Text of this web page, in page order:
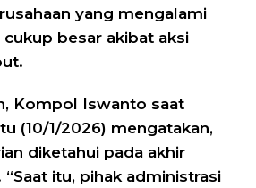
yang mengalami
besar akibat aksi
Kompol Iswanto saat
(10/1/2026) mengatakan,
diketahui pada akhir
itu, pihak administrasi